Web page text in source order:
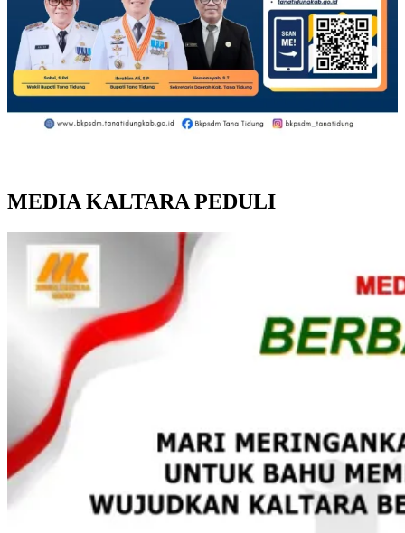
MEDIA KALTARA PEDULI